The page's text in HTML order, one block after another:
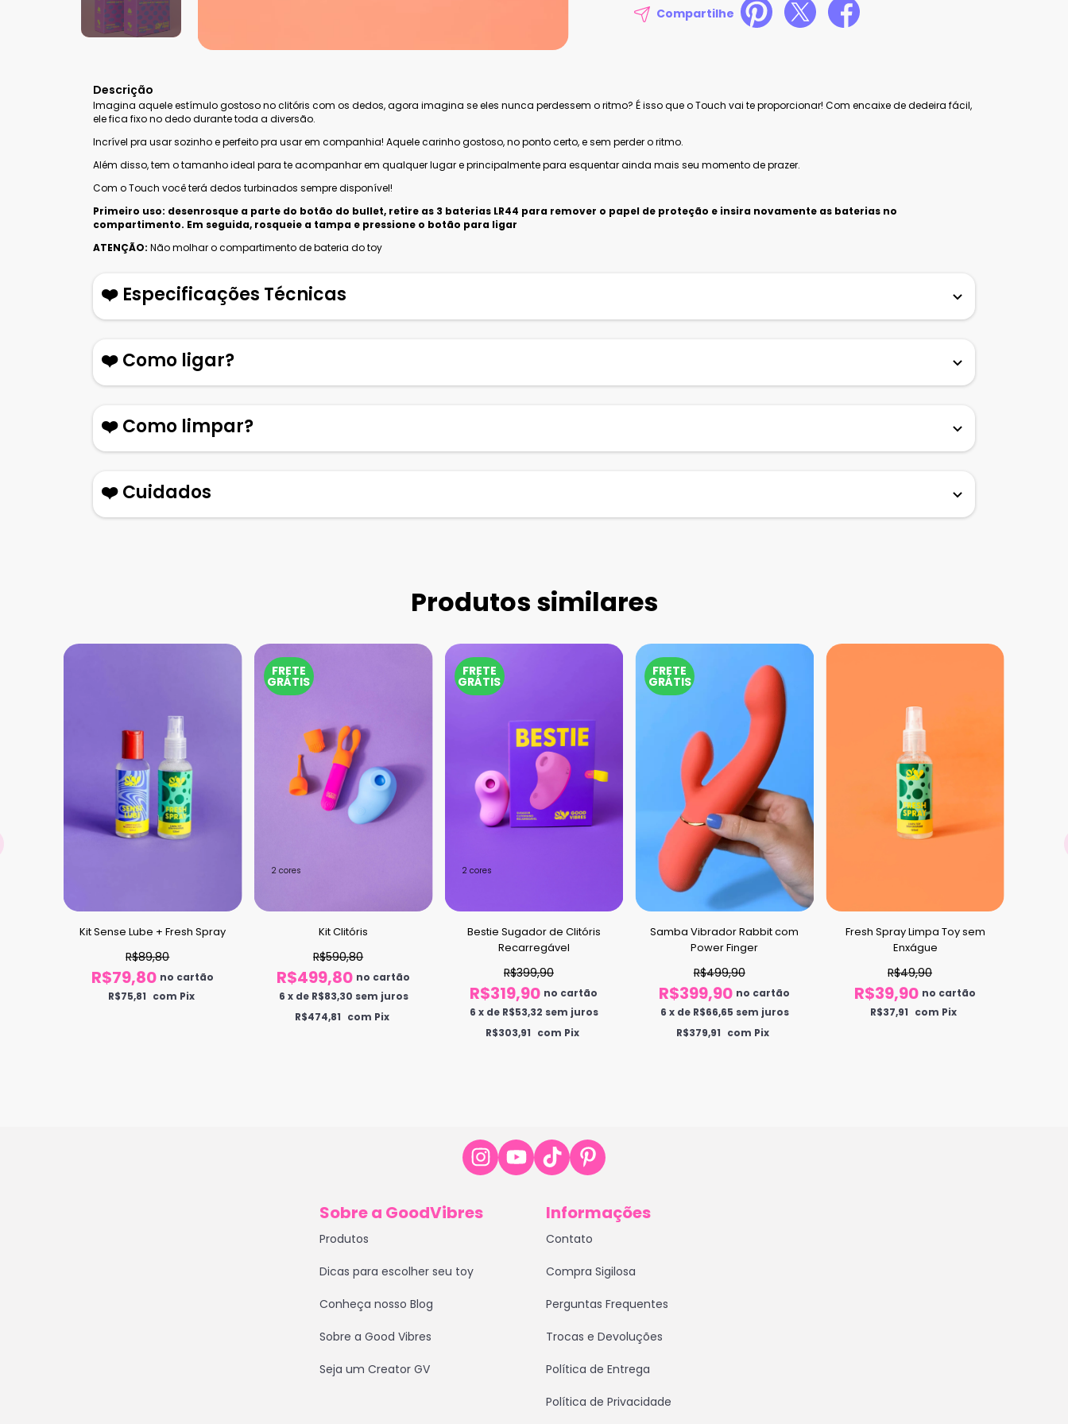
Compartilhe
Descrição
Imagina aquele estímulo gostoso no clitóris com os dedos, agora imagina se eles nunca perdessem o ritmo? É isso que o Touch vai te proporcionar! Com encaixe de dedeira fácil,
ele fica fixo no dedo durante toda a diversão.
Incrível pra usar sozinho e perfeito pra usar em companhia! Aquele carinho gostoso, no ponto certo, e sem perder o ritmo.
Além disso, tem o tamanho ideal para te acompanhar em qualquer lugar e principalmente para esquentar ainda mais seu momento de prazer.
Com o Touch você terá dedos turbinados sempre disponível!
Primeiro uso: desenrosque a parte do botão do bullet, retire as 3 baterias LR44 para remover o papel de proteção e insira novamente as baterias no
compartimento. Em seguida, rosqueie a tampa e pressione o botão para ligar
ATENÇÃO: Não molhar o compartimento de bateria do toy
❤️ Especificações Técnicas
❤️ Como ligar?
❤️ Como limpar?
❤️ Cuidados
Produtos similares
Kit Sense Lube + Fresh Spray
R$89,80
R$79,80 no cartão
R$75,81 com Pix
FRETE
GRÁTIS
2 cores
Kit Clitóris
R$590,80
R$499,80 no cartão
6 x de R$83,30 sem juros
R$474,81 com Pix
FRETE
GRÁTIS
2 cores
Bestie Sugador de Clitóris
Recarregável
R$399,90
R$319,90 no cartão
6 x de R$53,32 sem juros
R$303,91 com Pix
FRETE
GRÁTIS
Samba Vibrador Rabbit com
Power Finger
R$499,90
R$399,90 no cartão
6 x de R$66,65 sem juros
R$379,91 com Pix
Fresh Spray Limpa Toy sem
Enxágue
R$49,90
R$39,90 no cartão
R$37,91 com Pix
Sobre a GoodVibres
Produtos
Dicas para escolher seu toy
Conheça nosso Blog
Sobre a Good Vibres
Seja um Creator GV
Informações
Contato
Compra Sigilosa
Perguntas Frequentes
Trocas e Devoluções
Política de Entrega
Política de Privacidade